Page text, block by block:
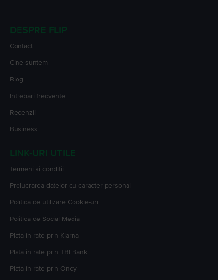
DESPRE FLIP
Contact
Cine suntem
Blog
Intrebari frecvente
Recenzii
Business
LINK-URI UTILE
Termeni si conditii
Prelucrarea datelor cu caracter personal
Politica de utilizare Cookie-uri
Politica de Social Media
Plata in rate prin Klarna
Plata in rate prin TBI Bank
Plata in rate prin Oney